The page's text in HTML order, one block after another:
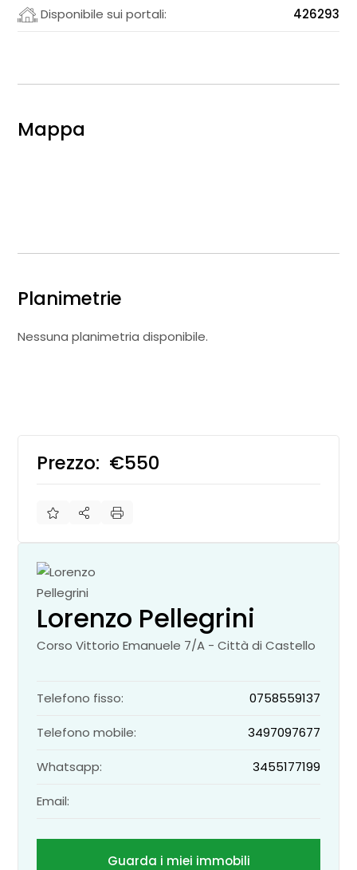
Disponibile sui portali: 426293
Mappa
Planimetrie
Nessuna planimetria disponibile.
Prezzo: €550
Lorenzo Pellegrini
Corso Vittorio Emanuele 7/A - Città di Castello
Telefono fisso: 0758559137
Telefono mobile: 3497097677
Whatsapp: 3455177199
Email:
Guarda i miei immobili